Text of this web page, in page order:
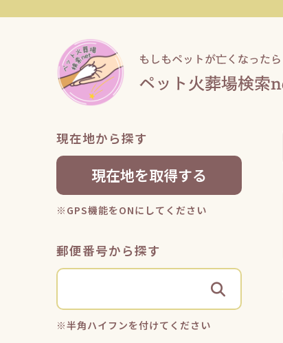
現在地から探す
現在地を取得する
※GPS機能をONにしてください
郵便番号から探す
※半角ハイフンを付けてください